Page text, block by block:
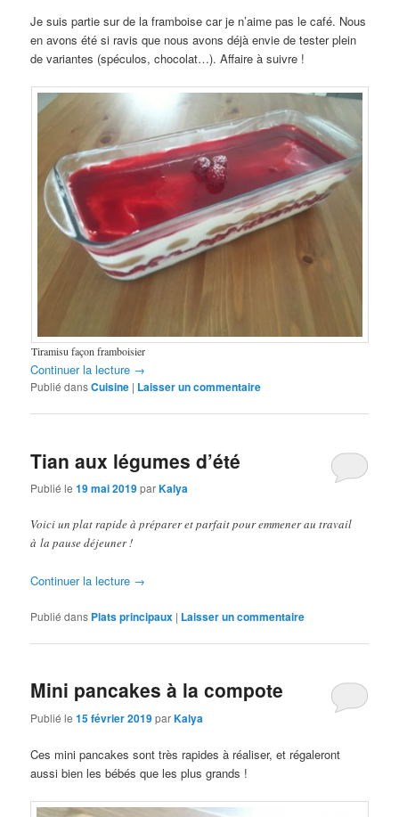
Je suis partie sur de la framboise car je n’aime pas le café. Nous
en avons été si ravis que nous avons déjà envie de tester plein
de variantes (spéculos, chocolat…). Affaire à suivre !
Tiramisu façon framboisier
Continuer la lecture →
Publié dansCuisine | Laisser un commentaire
Tian aux légumes d’été
Publié le19 mai 2019parKalya
Voici un plat rapide à préparer et parfait pour emmener au travail
à la pause déjeuner !
Continuer la lecture →
Publié dans Plats principaux | Laisser un commentaire
Mini pancakes à la compote
Publié le15 février 2019parKalya
Ces mini pancakes sont très rapides à réaliser, et régaleront
aussi bien les bébés que les plus grands !